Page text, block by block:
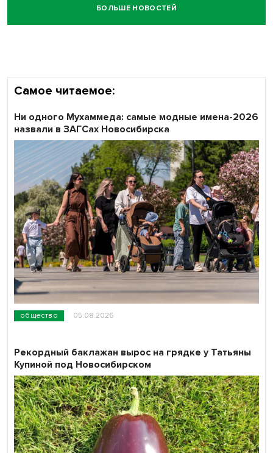
БОЛЬШЕ НОВОСТЕЙ
Самое читаемое:
общество 05.08.2026
Ни одного Мухаммеда: самые модные имена-2026
назвали в ЗАГСах Новосибирска
Рекордный баклажан вырос на грядке у Татьяны
Купиной под Новосибирском